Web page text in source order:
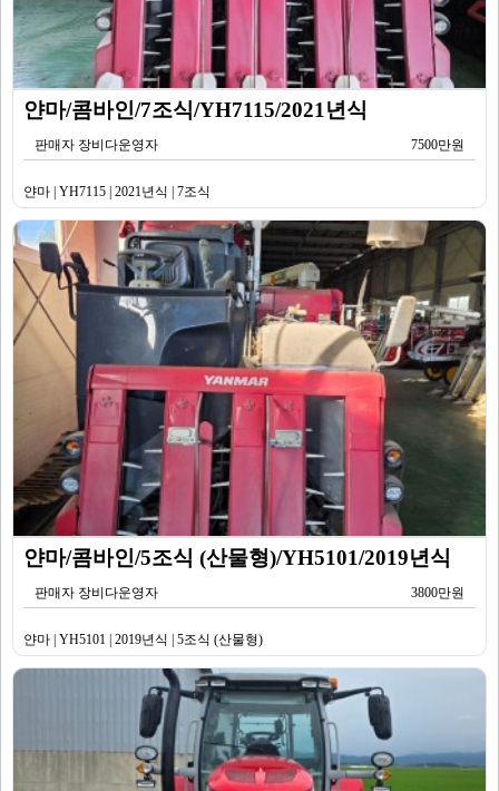
얀마/콤바인/7조식/YH7115/2021년식
판매자 장비다운영자 7500만원
얀마 | YH7115 | 2021년식 | 7조식
얀마/콤바인/5조식 (산물형)/YH5101/2019년식
판매자 장비다운영자 3800만원
얀마 | YH5101 | 2019년식 | 5조식 (산물형)